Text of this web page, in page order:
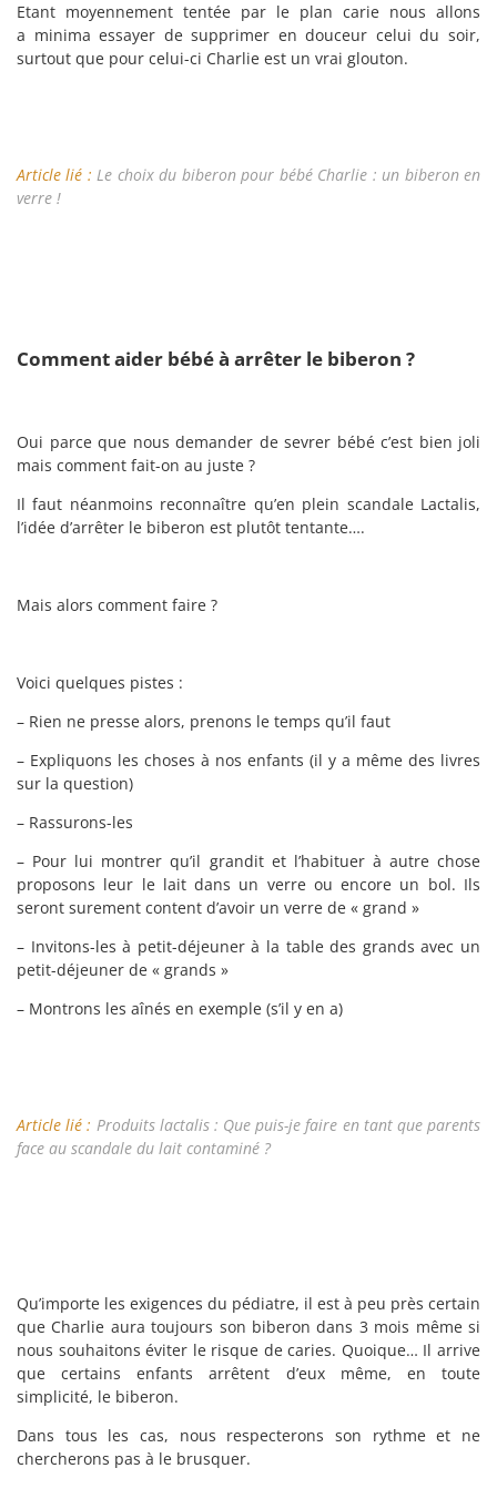
Etant moyennement tentée par le plan carie nous allons
a minima essayer de supprimer en douceur celui du soir,
surtout que pour celui-ci Charlie est un vrai glouton.
Article lié :Le choix du biberon pour bébé Charlie : un biberon en
verre !
Comment aider bébé à arrêter le biberon ?
Oui parce que nous demander de sevrer bébé c’est bien joli
mais comment fait-on au juste ?
Il faut néanmoins reconnaître qu’en plein scandale Lactalis,
l’idée d’arrêter le biberon est plutôt tentante….
Mais alors comment faire ?
Voici quelques pistes :
– Rien ne presse alors, prenons le temps qu’il faut
– Expliquons les choses à nos enfants (il y a même des livres
sur la question)
– Rassurons-les
– Pour lui montrer qu’il grandit et l’habituer à autre chose
proposons leur le lait dans un verre ou encore un bol. Ils
seront surement content d’avoir un verre de « grand »
– Invitons-les à petit-déjeuner à la table des grands avec un
petit-déjeuner de « grands »
– Montrons les aînés en exemple (s’il y en a)
Article lié : Produits lactalis : Que puis-je faire en tant que parents
face au scandale du lait contaminé ?
Qu’importe les exigences du pédiatre, il est à peu près certain
que Charlie aura toujours son biberon dans 3 mois même si
nous souhaitons éviter le risque de caries. Quoique… Il arrive
que certains enfants arrêtent d’eux même, en toute
simplicité, le biberon.
Dans tous les cas, nous respecterons son rythme et ne
chercherons pas à le brusquer.